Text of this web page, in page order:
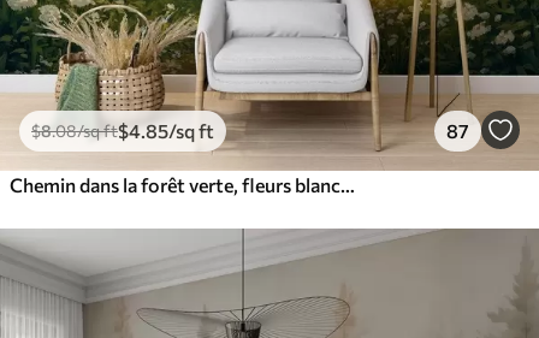
$8.08/sq ft$4.85/sq ft 87